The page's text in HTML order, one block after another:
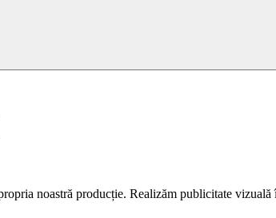
noastră producție. Realizăm publicitate